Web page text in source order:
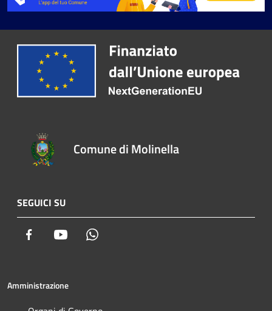
Comune di Molinella
SEGUICI SU
Facebook Youtube
Amministrazione